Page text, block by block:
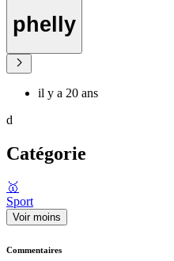
phelly
il y a 20 ans
d
Catégorie
🥇
Sport
Voir moins
Commentaires